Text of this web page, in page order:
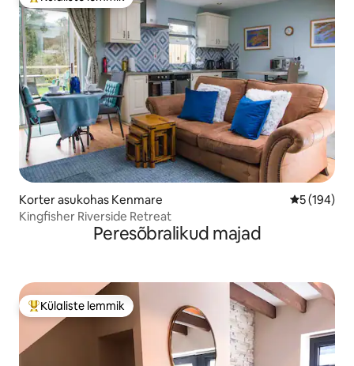
Külaliste suur lemmik
Korter asukohas Kenmare Keskmine
5 (194)
Kingfisher Riverside Retreat
Peresõbralikud majad
Külaliste suur lemmik
Külaliste lemmik